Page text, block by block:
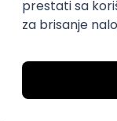
Startuj